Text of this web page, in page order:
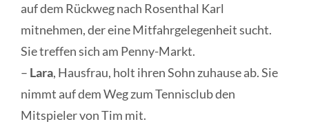
auf dem Rückweg nach Rosenthal Karl
mitnehmen, der eine Mitfahrgelegenheit sucht.
Sie treffen sich am Penny-Markt.
– Lara, Hausfrau, holt ihren Sohn zuhause ab. Sie
nimmt auf dem Weg zum Tennisclub den
Mitspieler von Tim mit.